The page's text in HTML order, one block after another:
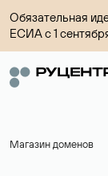
Обязательная
ЕСИА с 1
Магазин доменов